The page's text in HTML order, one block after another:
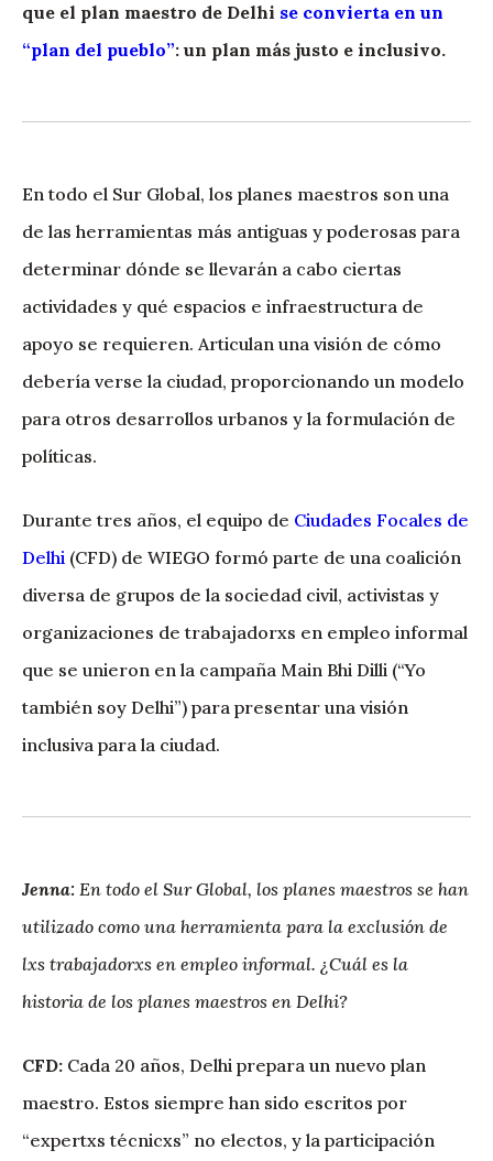
que el plan maestro de Delhi se convierta en un
“plan del pueblo”: un plan más justo e inclusivo.
En todo el Sur Global, los planes maestros son una
de las herramientas más antiguas y poderosas para
determinar dónde se llevarán a cabo ciertas
actividades y qué espacios e infraestructura de
apoyo se requieren. Articulan una visión de cómo
debería verse la ciudad, proporcionando un modelo
para otros desarrollos urbanos y la formulación de
políticas.
Durante tres años, el equipo de Ciudades Focales de
Delhi (CFD) de WIEGO formó parte de una coalición
diversa de grupos de la sociedad civil, activistas y
organizaciones de trabajadorxs en empleo informal
que se unieron en la campaña Main Bhi Dilli (“Yo
también soy Delhi”) para presentar una visión
inclusiva para la ciudad.
Jenna: En todo el Sur Global, los planes maestros se han
utilizado como una herramienta para la exclusión de
lxs trabajadorxs en empleo informal. ¿Cuál es la
historia de los planes maestros en Delhi?
CFD: Cada 20 años, Delhi prepara un nuevo plan
maestro. Estos siempre han sido escritos por
“expertxs técnicxs” no electos, y la participación